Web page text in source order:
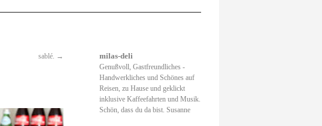
sablé. →
milas-deli
Genußvoll, Gastfreundliches -
Handwerkliches und Schönes auf
Reisen, zu Hause und geklickt
inklusive Kaffeefahrten und Musik.
Schön, dass du da bist. Susanne